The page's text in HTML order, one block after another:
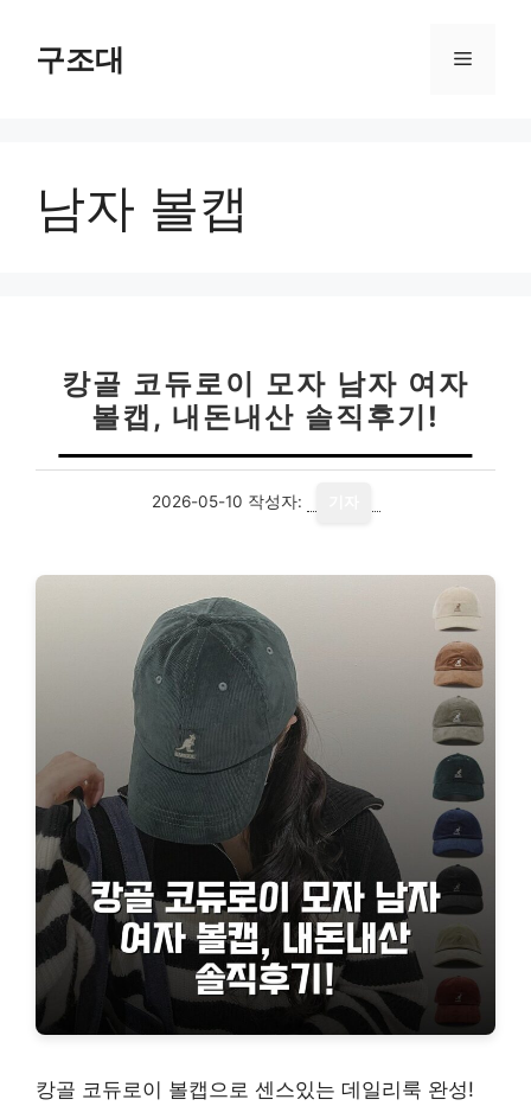
구조대 메
남자 볼캡
캉골 코듀로이 모자 남자 여자
볼캡, 내돈내산 솔직후기!
2026-05-10 작성자:
캉골 코듀로이 볼캡으로 센스있는 데일리룩 완성!